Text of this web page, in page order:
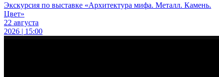
Экскурсия по выставке «Архитектура мифа. Металл. Камень.
Цвет»
22 августа
2026 | 15:00